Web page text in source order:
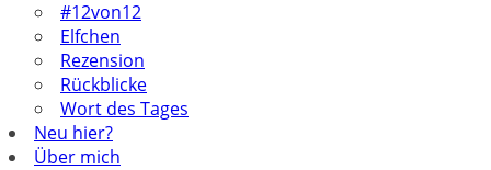
#12von12
Elfchen
Rezension
Rückblicke
Wort des Tages
Neu hier?
Über mich